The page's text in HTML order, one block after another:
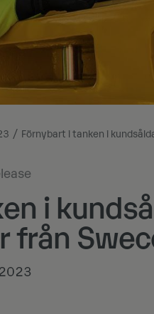
Förnybart i tanken i
i
från